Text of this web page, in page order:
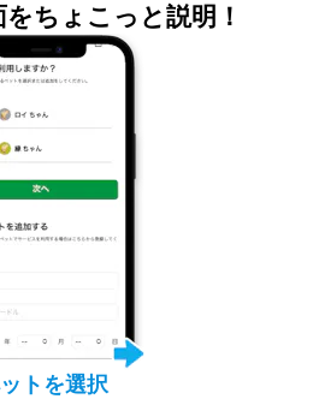
ちょこっと説明！
トを選択